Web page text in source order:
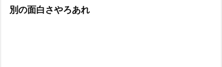
別の面白さやろあれ